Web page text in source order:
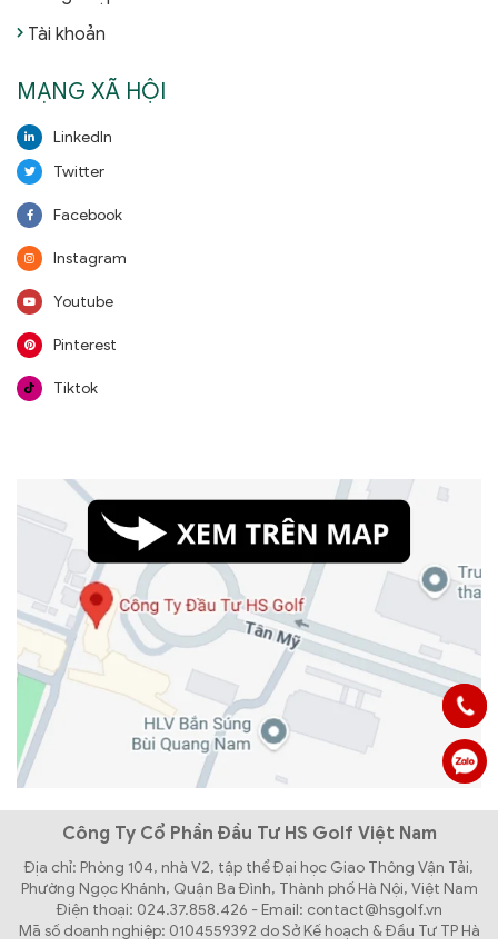
Tài khoản
MẠNG XÃ HỘI
LinkedIn
Twitter
Facebook
Instagram
Youtube
Pinterest
Tiktok
Công Ty Cổ Phần Đầu Tư HS Golf Việt Nam
Địa chỉ: Phòng 104, nhà V2, tập thể Đại học Giao Thông Vận Tải,
Phường Ngọc Khánh, Quận Ba Đình, Thành phố Hà Nội, Việt Nam
Điện thoại: 024.37.858.426 - Email: contact@hsgolf.vn
Mã số doanh nghiệp: 0104559392 do Sở Kế hoạch & Đầu Tư TP Hà